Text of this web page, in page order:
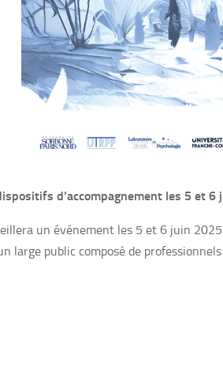
d’accompagnement les 5 et 6
un événement les 5 et 6 juin
large public composé de